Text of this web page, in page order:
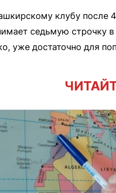
клубу после
седьмую строчку
уже достаточно для